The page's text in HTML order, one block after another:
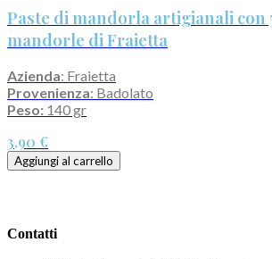
Paste di mandorla artigianali con
mandorle di Fraietta
Azienda: Fraietta
Provenienza: Badolato
Peso: 140 gr
3,90 €
Aggiungi al carrello
Contatti